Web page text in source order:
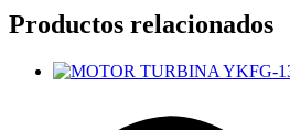
Productos relacionados